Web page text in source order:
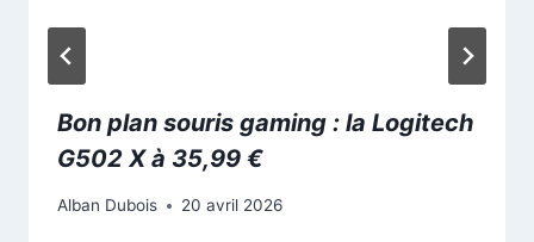
Bon plan souris gaming : la Logitech
G502 X à 35,99 €
Alban Dubois 20 avril 2026